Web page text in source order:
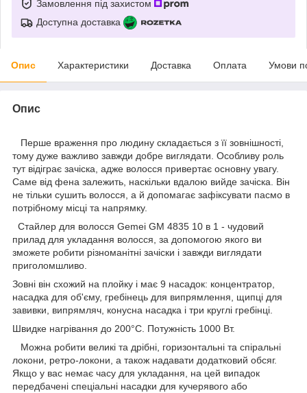
Замовлення під захистом
Доступна доставка
Опис Характеристики Доставка Оплата Умови
Опис
Перше враження про людину складається з її зовнішності,
тому дуже важливо завжди добре виглядати. Особливу роль
тут відіграє зачіска, адже волосся привертає основну увагу.
Саме від фена залежить, наскільки вдалою вийде зачіска. Він
не тільки сушить волосся, а й допомагає зафіксувати пасмо в
потрібному місці та напрямку.
Стайлер для волосся Gemei GM 4835 10 в 1 - чудовий
прилад для укладання волосся, за допомогою якого ви
зможете робити різноманітні зачіски і завжди виглядати
приголомшливо.
Зовні він схожий на плойку і має 9 насадок: концентратор,
насадка для об'єму, гребінець для випрямлення, щипці для
завивки, випрямляч, конусна насадка і три круглі гребінці.
Швидке нагрівання до 200°C. Потужність 1000 Вт.
Можна робити великі та дрібні, горизонтальні та спіральні
локони, ретро-локони, а також надавати додатковий обсяг.
Якщо у вас немає часу для укладання, на цей випадок
передбачені спеціальні насадки для кучерявого або